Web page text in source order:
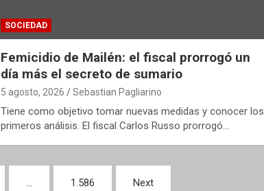
SOCIEDAD
Femicidio de Mailén: el fiscal prorrogó un
día más el secreto de sumario
5 agosto, 2026 Sebastian Pagliarino
Tiene como objetivo tomar nuevas medidas y conocer los
primeros análisis. El fiscal Carlos Russo prorrogó…
1.586 Next